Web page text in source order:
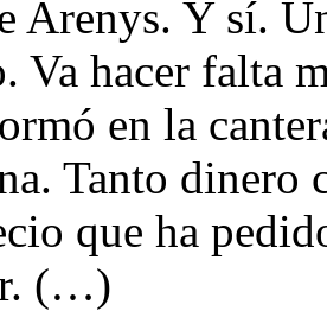
Arenys. Y sí.
Va hacer falta
en la
Tanto dinero
que ha
(…)